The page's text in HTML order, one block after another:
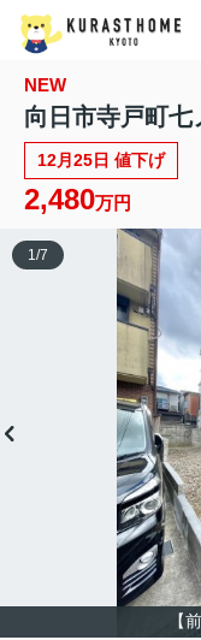
NEW
向日市寺戸町
12月25日 値下げ
2,480万円
【
1/7